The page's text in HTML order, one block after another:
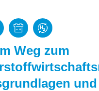
Netze
Weg zum
und